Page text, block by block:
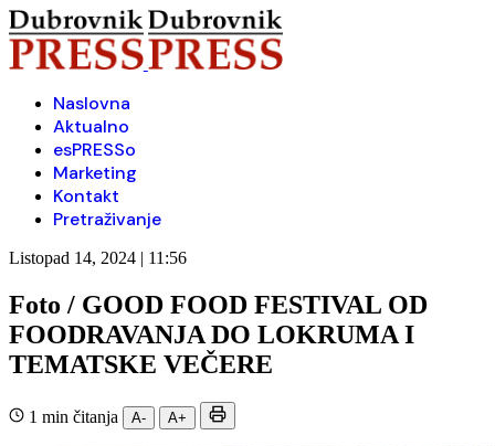
Naslovna
Aktualno
esPRESSo
Marketing
Kontakt
Pretraživanje
Listopad 14, 2024 | 11:56
Foto / GOOD FOOD FESTIVAL OD
FOODRAVANJA DO LOKRUMA I
TEMATSKE VEČERE
1 min čitanja A- A+